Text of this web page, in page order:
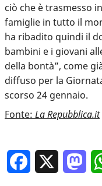
ciò che è trasmesso
famiglie in tutto il
ha ribadito quindi il
bambini e i giovani
della bontà”, come
diffuso per la
scorso 24 gennaio.
Fonte: La Repubblica.it
Facebook